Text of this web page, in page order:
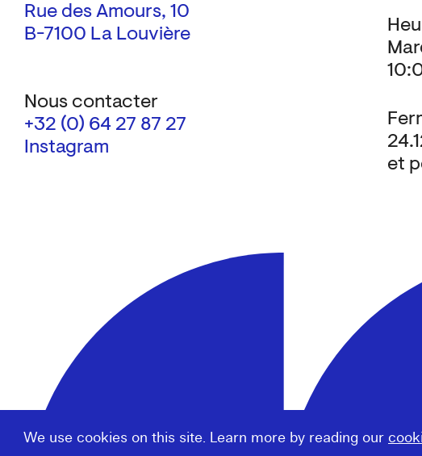
We use cookies on this site. Learn more by reading our
Rue des Amours, 10
B-7100 La Louvière
Nous contacter
+32 (0) 64 27 87 27
Instagram
et